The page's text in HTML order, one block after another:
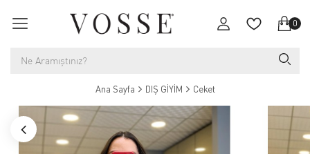
0
Ana Sayfa DIŞ GİYİM Ceket